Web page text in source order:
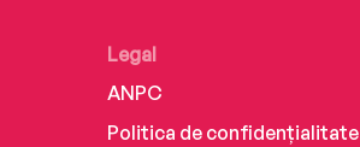
Legal
ANPC
Politica de confidențialitate